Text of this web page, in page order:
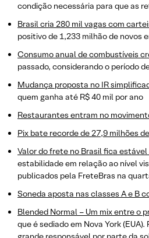
condição necessária para que as
Brasil cria 280 mil vagas com
positivo de 1,233 milhão de novos
Consumo anual de combustíveis
passado, considerando o período
Mudança proposta no IR
quem ganha até R$ 40 mil por ano
Restaurantes entram no
Pix bate recorde de 27,9 milhões
Valor do frete no Brasil fica
estabilidade em relação ao nível
publicados pela FreteBras na
Soneda aposta nas classes A e B
Blended Normal – Um mix entre o
que é sediado em Nova York